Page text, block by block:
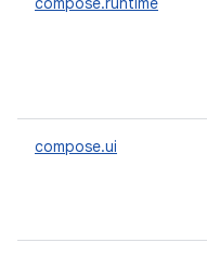
compose.ui